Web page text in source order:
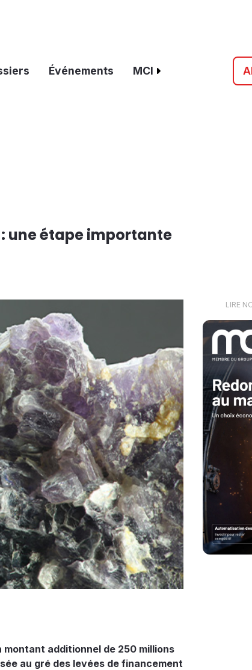
Événements MCI
une étape importante
additionnel de 250 millions
au gré des levées de financement
LIRE